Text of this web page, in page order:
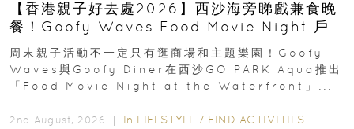
【香港親子好去處2026】西沙海旁睇戲兼食晚
餐！Goofy Waves Food Movie Night 戶
外影院逢週末登場
周末親子活動不一定只有逛商場和主題樂園！Goofy
Waves與Goofy Diner在西沙GO PARK Aqua推出
「Food Movie Night at the Waterfront」...
2nd August, 2026 ｜ In LIFESTYLE / FIND ACTIVITIES